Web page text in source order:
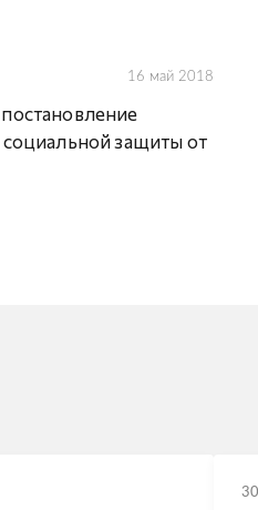
16 май 2018
социальной защиты от